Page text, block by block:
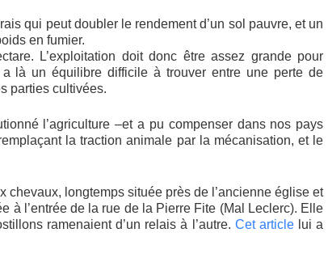
qui peut doubler le rendement d’un sol pauvre, et un
en fumier.
L’exploitation doit donc être assez grande pour
là un équilibre difficile à trouver entre une perte de
parties cultivées.
l’agriculture –et a pu compenser dans nos pays
la traction animale par la mécanisation, et le
chevaux, longtemps située près de l’ancienne église et
à l’entrée de la rue de la Pierre Fite (Mal Leclerc). Elle
ramenaient d’un relais à l’autre. Cet articlelui a